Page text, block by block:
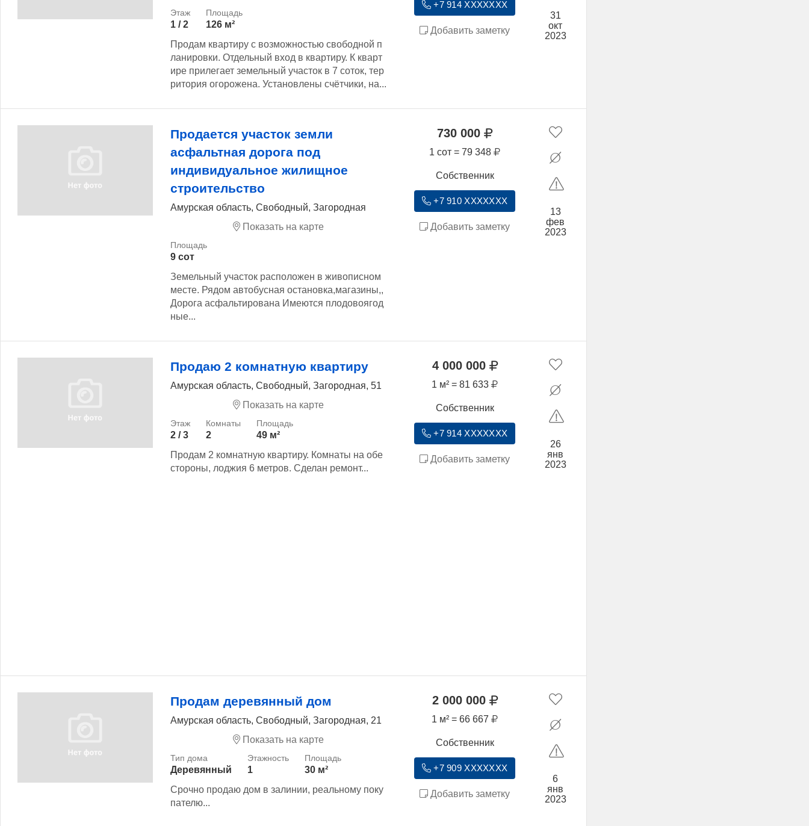
1 / 2
126 м²
Продам квартиру с возможностью свободной п
ланировки. Отдельный вход в квартиру. К кварт
ире прилегает земельный участок в 7 соток, тер
ритория огорожена. Установлены счётчики, на...
+7 914 XXXXXXX
Добавить заметку
31
окт
2023
Продается участок земли
асфальтная дорога под
индивидуальное жилищное
строительство
Амурская область, Свободный, Загородная
Показать на карте
9 сот
Земельный участок расположен в живописном
месте. Рядом автобусная остановка,магазины,,
Дорога асфальтирована Имеются плодовоягод
ные...
730 000
1 сот = 79 348
Собственник
+7 910 XXXXXXX
Добавить заметку
13
фев
2023
Продаю 2 комнатную квартиру
Амурская область, Свободный, Загородная, 51
Показать на карте
2 / 3 2
49 м²
Продам 2 комнатную квартиру. Комнаты на обе
стороны, лоджия 6 метров. Сделан ремонт...
4 000 000
1 м² = 81 633
Собственник
+7 914 XXXXXXX
Добавить заметку
26
янв
2023
Продам деревянный дом
Амурская область, Свободный, Загородная, 21
Показать на карте
Деревянный 1
30 м²
Срочно продаю дом в залинии, реальному поку
пателю...
2 000 000
1 м² = 66 667
Собственник
+7 909 XXXXXXX
Добавить заметку
6
янв
2023